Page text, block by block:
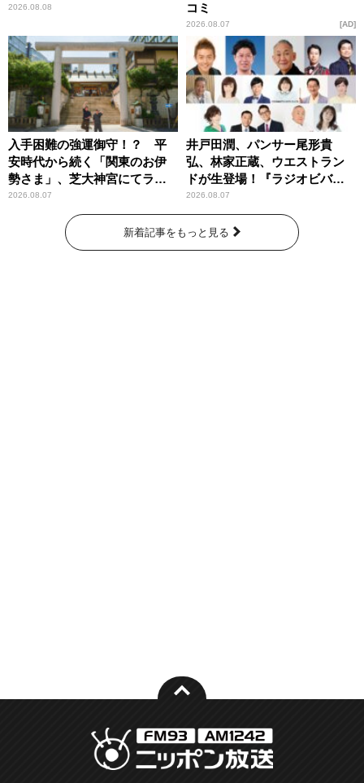
2026.08.08
コミ
2026.08.07 AD
入手困難の強運御守！？ 平
安時代から続く「関東のお伊
勢さま」、芝大神宮にてラン
パンプスが合格祈願！
2026.08.07
井戸田潤、パンサー尾形貴
弘、林家正蔵、ウエストラン
ドが生登場！『ラジオビバリ
ー昼ズ』
2026.08.07
新着記事をもっと見る